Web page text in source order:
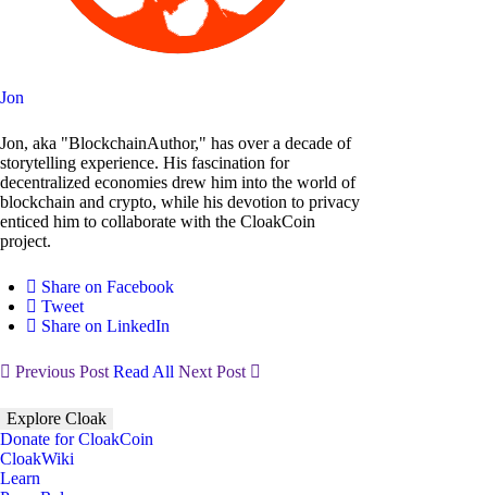
Jon
Jon, aka "BlockchainAuthor," has over a decade of
storytelling experience. His fascination for
decentralized economies drew him into the world of
blockchain and crypto, while his devotion to privacy
enticed him to collaborate with the CloakCoin
project.
Share on Facebook
Tweet
Share on LinkedIn
Previous Post Read All Next Post
Explore Cloak
Donate for CloakCoin
CloakWiki
Learn